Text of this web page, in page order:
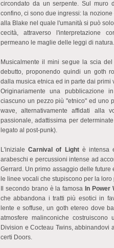
circondato da un serpente. Sul muro
confino, ci sono due ingressi: la
alla Blake nel quale l'umanità si può
cecità, attraverso l'interpretazione
permeano le maglie delle leggi di
Musicalmente il mini segue la scia
debutto, proponendo quindi un goth
dalla musica etnica ed in parte dai primi
Originariamente una pubblicazione
ciascuno un pezzo più "etnico" ed uno
wave, alternativamente affidati alla
passionale, adattissima per
legato al post-punk).
L'inizialeCarnival of Lightè intensa
arabeschi e percussioni intense ad
Gerrard. Un primo assaggio delle
le linee vocali che stupiscono per la
Il secondo brano è la famosa In Power
che abbandona i tratti più esotici in
lente e soffuse, un goth etereo dove
atmosfere malinconiche
Division e Cocteau Twins, abbinandovi
certi Doors.